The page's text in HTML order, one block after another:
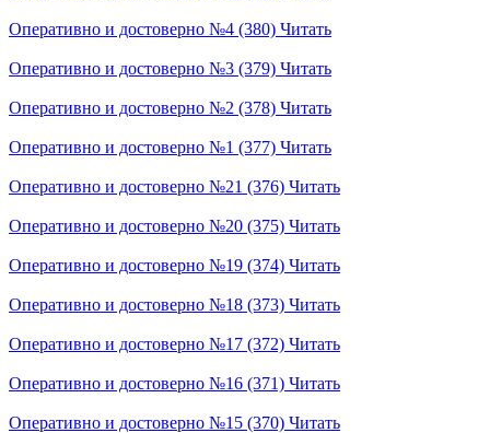
Оперативно и достоверно №4 (380) Читать
Оперативно и достоверно №3 (379) Читать
Оперативно и достоверно №2 (378) Читать
Оперативно и достоверно №1 (377) Читать
Оперативно и достоверно №21 (376) Читать
Оперативно и достоверно №20 (375) Читать
Оперативно и достоверно №19 (374) Читать
Оперативно и достоверно №18 (373) Читать
Оперативно и достоверно №17 (372) Читать
Оперативно и достоверно №16 (371) Читать
Оперативно и достоверно №15 (370) Читать